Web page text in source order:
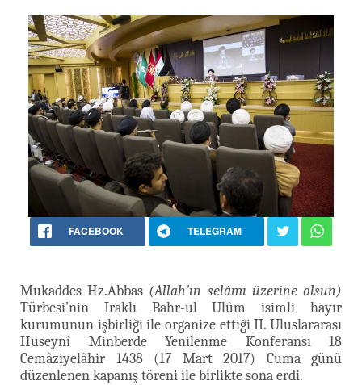
FACEBOOK TELEGRAM
Mukaddes Hz.Abbas (Allah'ın selâmı üzerine olsun)
Türbesi’nin Iraklı Bahr-ul Ulûm isimli hayır
kurumunun işbirliği ile organize ettiği II. Uluslararası
Huseynî Minberde Yenilenme Konferansı 18
Cemâziyelâhir 1438 (17 Mart 2017) Cuma günü
düzenlenen kapanış töreni ile birlikte sona erdi.